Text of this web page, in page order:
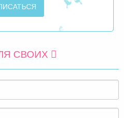
СВОИХ